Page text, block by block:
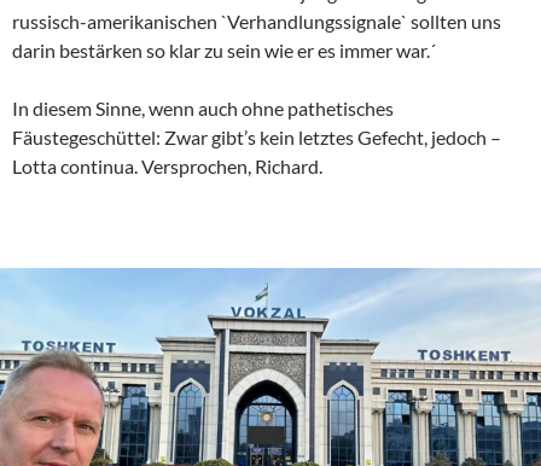
russisch-amerikanischen `Verhandlungssignale` sollten uns
darin bestärken so klar zu sein wie er es immer war.´
In diesem Sinne, wenn auch ohne pathetisches
Fäustegeschüttel: Zwar gibt’s kein letztes Gefecht, jedoch –
Lotta continua. Versprochen, Richard.